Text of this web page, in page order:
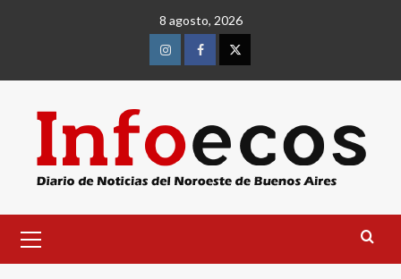
8 agosto, 2026
InstagramFacebookTwitter
primario